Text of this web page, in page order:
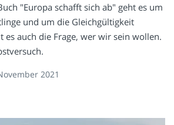
"Europa schafft sich ab" geht es um
und um die Gleichgültigkeit
es auch die Frage, wer wir sein wollen.
2021